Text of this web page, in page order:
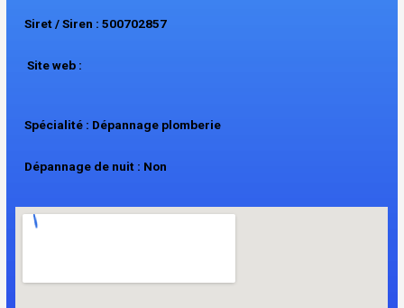
Siret / Siren : 500702857
Site web :
Spécialité : Dépannage plomberie
Dépannage de nuit : Non